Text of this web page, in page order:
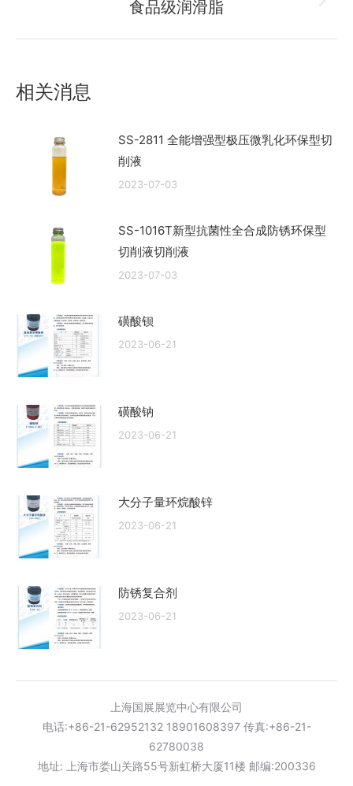
文
未
食品级润滑脂
相关消息
SS-2811 全能增强型极压微乳化环保型切
削液
2023-07-03
SS-1016T新型抗菌性全合成防锈环保型
切削液切削液
2023-07-03
磺酸钡
2023-06-21
磺酸钠
2023-06-21
大分子量环烷酸锌
2023-06-21
防锈复合剂
2023-06-21
上海国展展览中心有限公司
电话:+86-21-62952132 18901608397 传真:+86-21-
62780038
地址: 上海市娄山关路55号新虹桥大厦11楼 邮编:200336